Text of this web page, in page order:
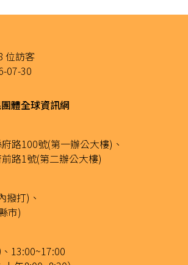
位訪客
07-30
體全球資訊網
路100號(第一辦公大樓)、
路1號(第二辦公大樓)
撥打)、
市)
13:00~17:00